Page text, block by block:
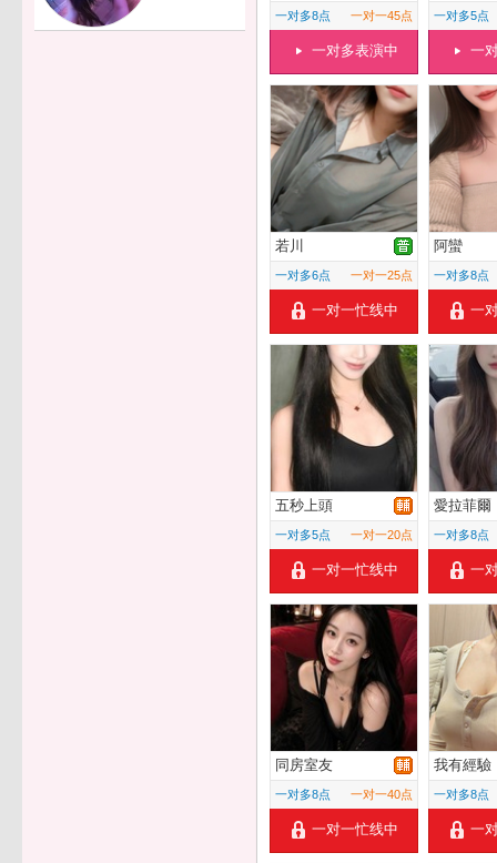
一对多8点 一对一45点
一对多表演中
一对多5点
一
若川
一对多6点 一对一25点
一对一忙线中
阿蠻
一对多8点
一
五秒上頭
一对多5点 一对一20点
一对一忙线中
愛拉菲爾
一对多8点
一
同房室友
一对多8点 一对一40点
一对一忙线中
我有經驗
一对多8点
一